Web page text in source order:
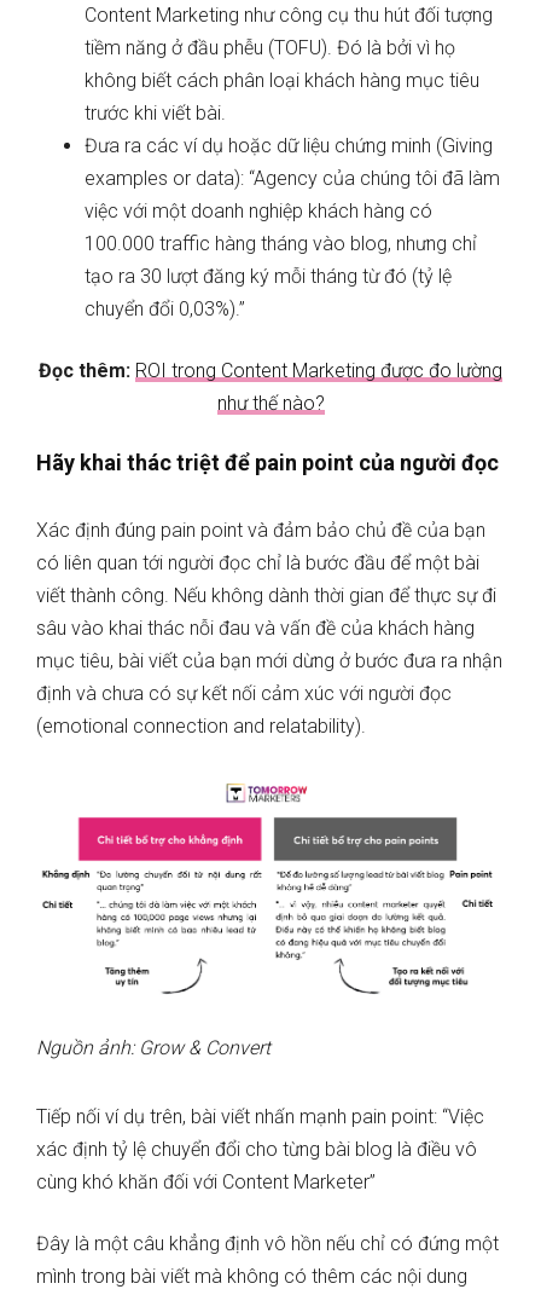
Content Marketing như công cụ thu hút đối tượng
tiềm năng ở đầu phễu (TOFU). Đó là bởi vì họ
không biết cách phân loại khách hàng mục tiêu
trước khi viết bài.
Đưa ra các ví dụ hoặc dữ liệu chứng minh (Giving
examples or data): “Agency của chúng tôi đã làm
việc với một doanh nghiệp khách hàng có
100.000 traffic hàng tháng vào blog, nhưng chỉ
tạo ra 30 lượt đăng ký mỗi tháng từ đó (tỷ lệ
chuyển đổi 0,03%).”
Đọc thêm: ROI trong Content Marketing được đo lường
như thế nào?
Hãy khai thác triệt để pain point của người đọc
Xác định đúng pain point và đảm bảo chủ đề của bạn
có liên quan tới người đọc chỉ là bước đầu để một bài
viết thành công. Nếu không dành thời gian để thực sự đi
sâu vào khai thác nỗi đau và vấn đề của khách hàng
mục tiêu, bài viết của bạn mới dừng ở bước đưa ra nhận
định và chưa có sự kết nối cảm xúc với người đọc
(emotional connection and relatability).
Nguồn ảnh: Grow & Convert
Tiếp nối ví dụ trên, bài viết nhấn mạnh pain point: “Việc
xác định tỷ lệ chuyển đổi cho từng bài blog là điều vô
cùng khó khăn đối với Content Marketer”
Đây là một câu khẳng định vô hồn nếu chỉ có đứng một
mình trong bài viết mà không có thêm các nội dung